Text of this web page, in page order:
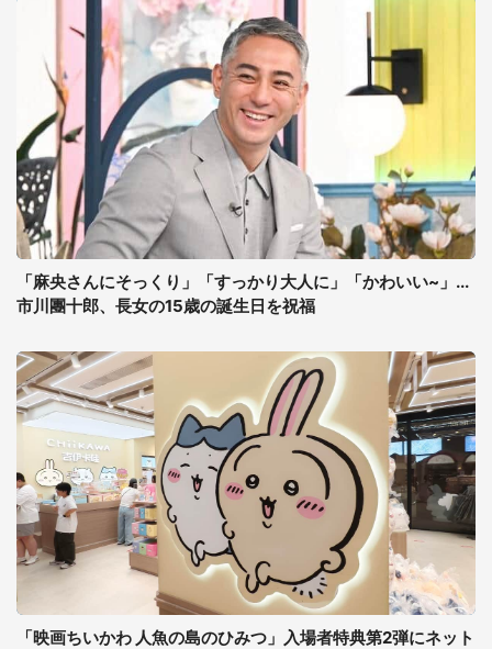
「麻央さんにそっくり」「すっかり大人に」「かわいい~」...
市川團十郎、長女の15歳の誕生日を祝福
「映画ちいかわ 人魚の島のひみつ」入場者特典第2弾にネット